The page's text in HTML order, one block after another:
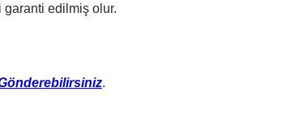
edilmiş olur.
Gönderebilirsiniz.